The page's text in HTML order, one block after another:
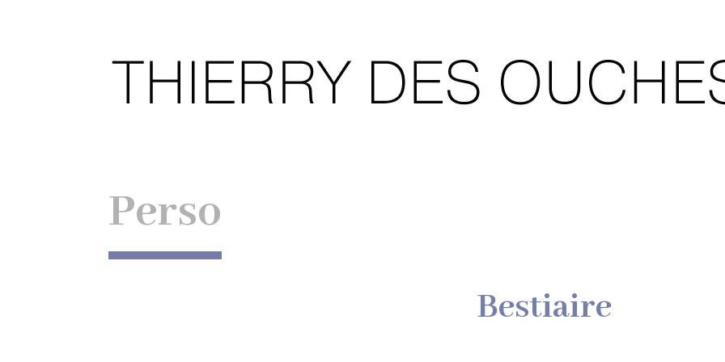
Perso
Bestiaire